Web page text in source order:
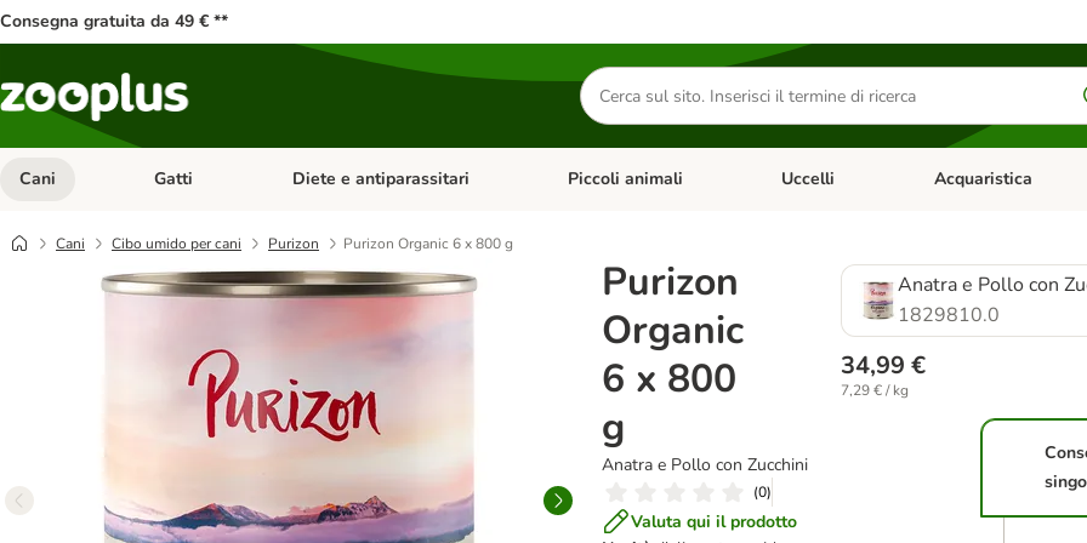
Consegna gratuita da 49 € **
Cerca
prodotti
Cani Apri Menu Categoria: Cani
Gatti Apri Menu Categoria: Gatti
Diete e antiparassitari Apri Menu Categoria: Diete e antiparassitari
Piccoli animali Apri Menu Categoria: Piccoli animali
Uccelli Apri Menu Categoria:
Acquaristica
Cani Cibo umido per cani Purizon Purizon Organic 6 x 800 g
Purizon
Organic
6 x 800
g
Anatra e Pollo con Zucchini
(0)
Valuta qui il prodotto
Anatra e Pollo con
1829810.0
34,99 €
7,29 € / kg